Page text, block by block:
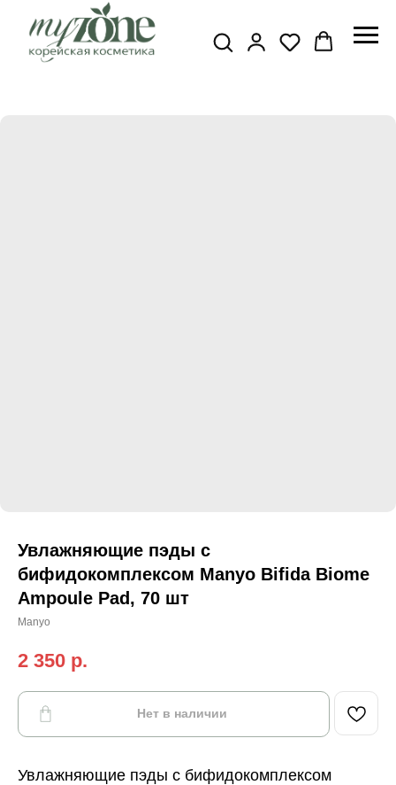
Увлажняющие пэды с
бифидокомплексом Manyo Bifida Biome
Ampoule Pad, 70 шт
Manyo
2 350 р.
Нет в наличии
Увлажняющие пэды с бифидокомплексом